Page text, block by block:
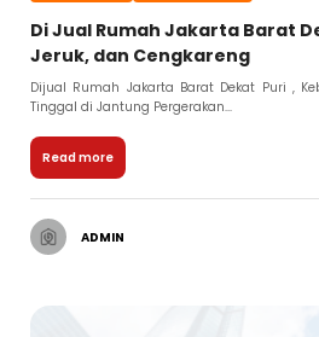
Di Jual Rumah Jakarta Barat
Jeruk, dan Cengkareng
Dijual Rumah Jakarta Barat Dekat Puri ,
Tinggal di Jantung Pergerakan...
Read more
ADMIN